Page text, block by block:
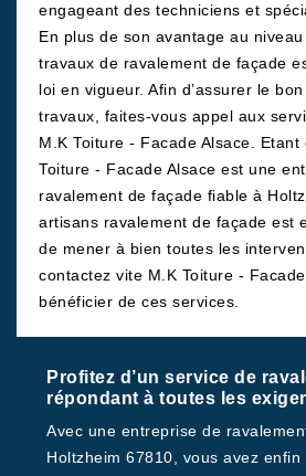
engageant des techniciens et
En plus de son avantage au
travaux de ravalement de façade
loi en vigueur. Afin d’assurer le
travaux, faites-vous appel aux
M.K Toiture - Facade Alsace. Etant
Toiture - Facade Alsace est une
ravalement de façade fiable à
artisans ravalement de façade est
de mener à bien toutes les
contactez vite M.K Toiture -
bénéficier de ces services.
Profitez d’un service de
répondant à toutes les
Avec une entreprise de
Holtzheim 67810, vous avez enfin